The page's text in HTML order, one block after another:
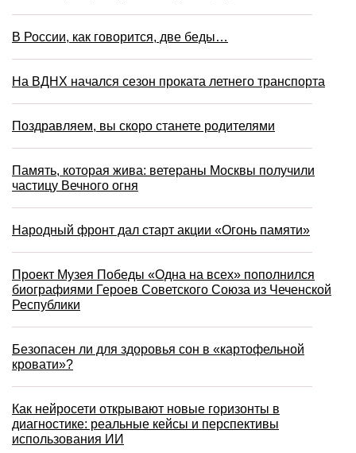
В России, как говорится, две беды…
На ВДНХ начался сезон проката летнего транспорта
Поздравляем, вы скоро станете родителями
Память, которая жива: ветераны Москвы получили
частицу Вечного огня
Народный фронт дал старт акции «Огонь памяти»
Проект Музея Победы «Одна на всех» пополнился
биографиями Героев Советского Союза из Чеченской
Республики
Безопасен ли для здоровья сон в «картофельной
кровати»?
Как нейросети открывают новые горизонты в
диагностике: реальные кейсы и перспективы
использования ИИ